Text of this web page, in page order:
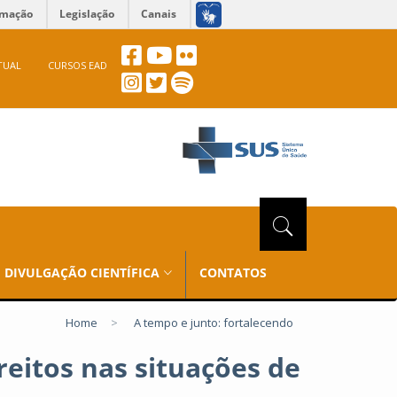
Legislação Canais
CURSOS EAD
DIVULGAÇÃO CIENTÍFICA CONTATOS
Home > A tempo e junto: fortalecendo
nas situações de